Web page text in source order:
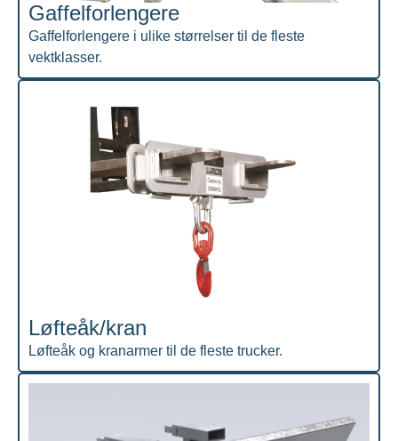
Gaffelforlengere
Gaffelforlengere i ulike størrelser til de fleste
vektklasser.
Løfteåk/kran
Løfteåk og kranarmer til de fleste trucker.